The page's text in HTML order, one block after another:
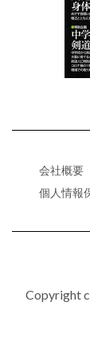
会社概要
個人情報
Copyright